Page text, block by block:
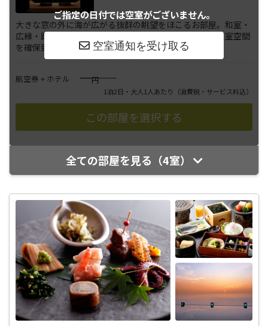
ご指定の日付では空室がございません。
大きな窓の外に海が広がる抜群の眺望をほこるお部屋。和室・
広縁・踏込の造りとなっており、和室は12畳の充分な居室空間
を確保致しました。■和室1...さらに表示
航空券 + ホテル ――――円
1泊2日・大人1人あたり （消費税・サービス料込）
全ての部屋を見る（4室）